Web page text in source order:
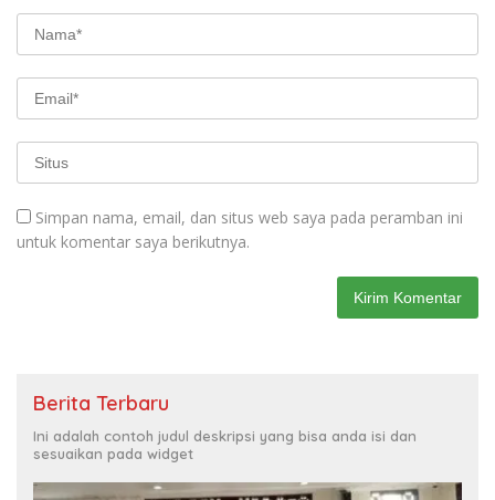
Simpan nama, email, dan situs web saya pada peramban ini
untuk komentar saya berikutnya.
Berita Terbaru
Ini adalah contoh judul deskripsi yang bisa anda isi dan
sesuaikan pada widget